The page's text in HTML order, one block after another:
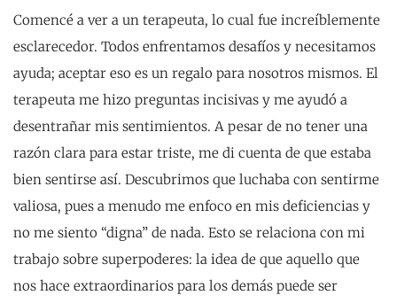
Comencé a ver a un terapeuta, lo cual fue increíblemente
esclarecedor. Todos enfrentamos desafíos y necesitamos
ayuda; aceptar eso es un regalo para nosotros mismos. El
terapeuta me hizo preguntas incisivas y me ayudó a
desentrañar mis sentimientos. A pesar de no tener una
razón clara para estar triste, me di cuenta de que estaba
bien sentirse así. Descubrimos que luchaba con sentirme
valiosa, pues a menudo me enfoco en mis deficiencias y
no me siento “digna” de nada. Esto se relaciona con mi
trabajo sobre superpoderes: la idea de que aquello que
nos hace extraordinarios para los demás puede ser